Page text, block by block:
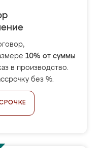
10% от суммы
в производство.
без %.